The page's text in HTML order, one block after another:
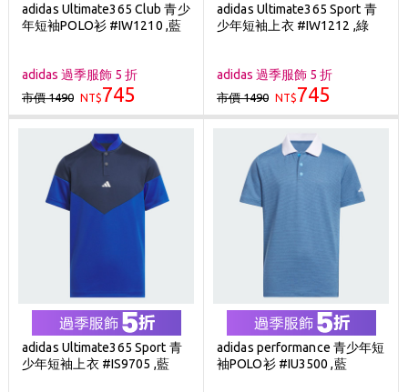
adidas Ultimate365 Club 青少
年短袖POLO衫 #IW1210 ,藍
adidas 過季服飾 5 折
市價 1490 NT$745
adidas Ultimate365 Sport 青
少年短袖上衣 #IW1212 ,綠
adidas 過季服飾 5 折
市價 1490 NT$745
adidas Ultimate365 Sport 青
少年短袖上衣 #IS9705 ,藍
adidas performance 青少年短
袖POLO衫 #IU3500 ,藍